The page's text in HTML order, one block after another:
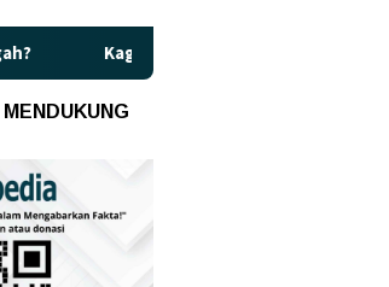
Pertamax di Kalteng Resmi Naik Jadi